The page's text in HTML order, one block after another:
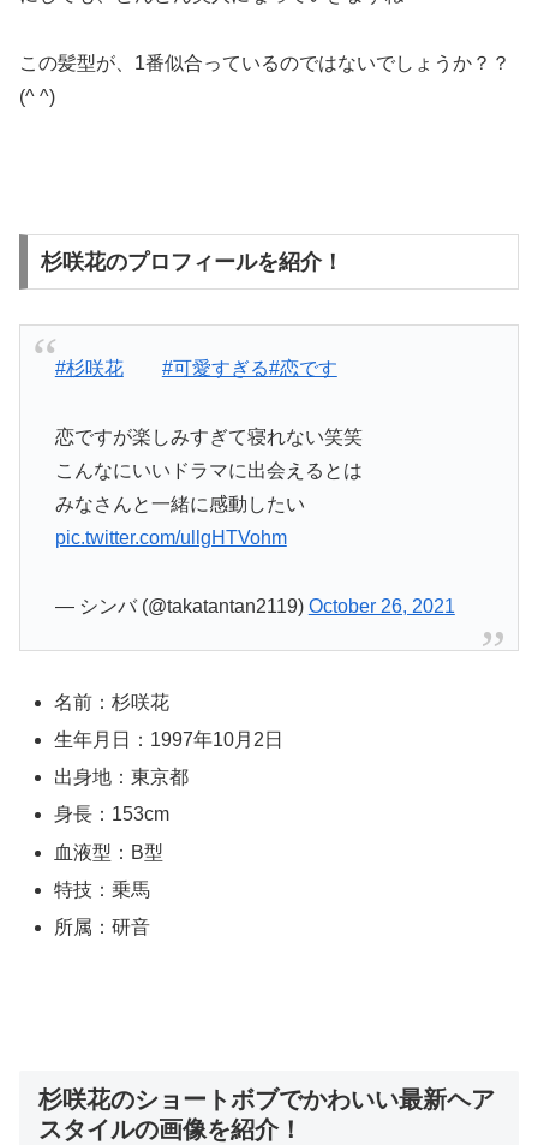
この髪型が、1番似合っているのではないでしょうか？？
(^ ^)
杉咲花のプロフィールを紹介！
#杉咲花 #可愛すぎる#恋です
恋ですが楽しみすぎて寝れない笑笑
こんなにいいドラマに出会えるとは
みなさんと一緒に感動したい
pic.twitter.com/ullgHTVohm
— シンバ (@takatantan2119) October 26, 2021
名前：杉咲花
生年月日：1997年10月2日
出身地：東京都
身長：153cm
血液型：B型
特技：乗馬
所属：研音
杉咲花のショートボブでかわいい最新ヘア
スタイルの画像を紹介！